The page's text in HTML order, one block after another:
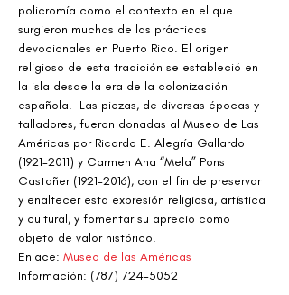
policromía como el contexto en el que
surgieron muchas de las prácticas
devocionales en Puerto Rico. El origen
religioso de esta tradición se estableció en
la isla desde la era de la colonización
española.  Las piezas, de diversas épocas y
talladores, fueron donadas al Museo de Las
Américas por Ricardo E. Alegría Gallardo
(1921-2011) y Carmen Ana “Mela” Pons
Castañer (1921-2016), con el fin de preservar
y enaltecer esta expresión religiosa, artística
y cultural, y fomentar su aprecio como
objeto de valor histórico.
Enlace: Museo de las Américas
Información: (787) 724-5052